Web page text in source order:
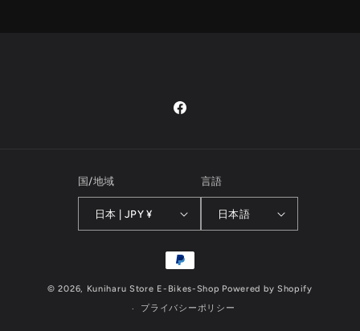
Facebook
国/地域
日本 | JPY ¥
言語
日本語
決
済
方
法
© 2026, Kuniharu Store E-Bikes-Shop Powered by Shopify
プライバシーポリシー